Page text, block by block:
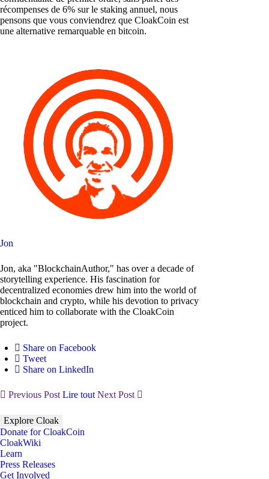
récompenses de 6% sur le staking annuel, nous
pensons que vous conviendrez que CloakCoin est
une alternative remarquable en bitcoin.
Jon
Jon, aka "BlockchainAuthor," has over a decade of
storytelling experience. His fascination for
decentralized economies drew him into the world of
blockchain and crypto, while his devotion to privacy
enticed him to collaborate with the CloakCoin
project.
Share on Facebook
Tweet
Share on LinkedIn
Previous Post Lire tout Next Post
Explore Cloak
Donate for CloakCoin
CloakWiki
Learn
Press Releases
Get Involved